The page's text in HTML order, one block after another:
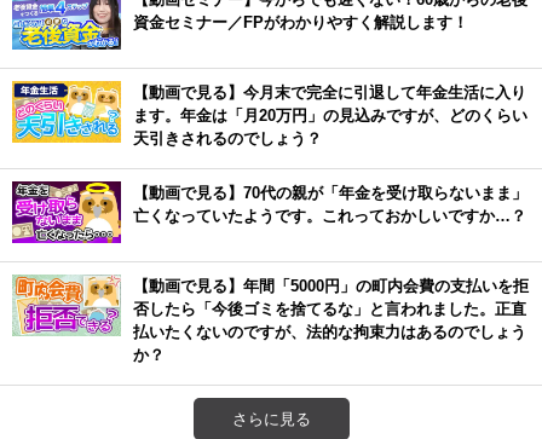
資金セミナー／FPがわかりやすく解説します！
【動画で見る】今月末で完全に引退して年金生活に入り
ます。年金は「月20万円」の見込みですが、どのくらい
天引きされるのでしょう？
【動画で見る】70代の親が「年金を受け取らないまま」
亡くなっていたようです。これっておかしいですか…？
【動画で見る】年間「5000円」の町内会費の支払いを拒
否したら「今後ゴミを捨てるな」と言われました。正直
払いたくないのですが、法的な拘束力はあるのでしょう
か？
さらに見る